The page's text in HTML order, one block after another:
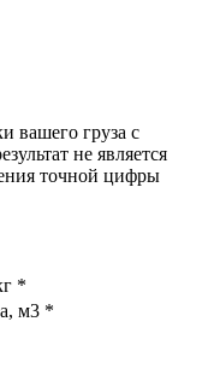
вашего груза с
не является
точной цифры
*
м3 *